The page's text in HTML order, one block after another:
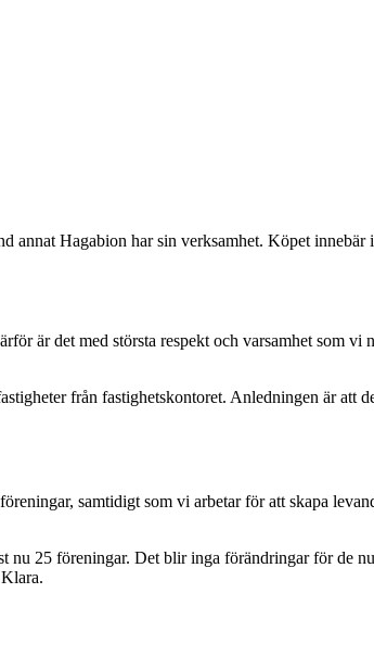
Hagabion har sin verksamhet. Köpet innebär
är det med största respekt och varsamhet som
från fastighetskontoret. Anledningen är att
samtidigt som vi arbetar för att skapa
25 föreningar. Det blir inga förändringar för de